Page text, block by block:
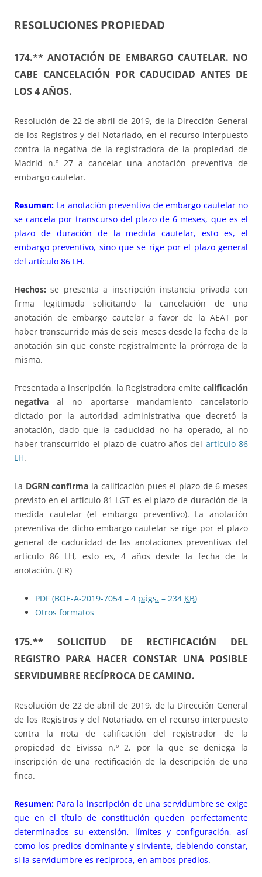
RESOLUCIONES PROPIEDAD
174.** ANOTACIÓN DE EMBARGO CAUTELAR. NO
CABE CANCELACIÓN POR CADUCIDAD ANTES DE
LOS 4 AÑOS.
Resolución de 22 de abril de 2019, de la Dirección General
de los Registros y del Notariado, en el recurso interpuesto
contra la negativa de la registradora de la propiedad de
Madrid n.º 27 a cancelar una anotación preventiva de
embargo cautelar.
Resumen: La anotación preventiva de embargo cautelar no
se cancela por transcurso del plazo de 6 meses, que es el
plazo de duración de la medida cautelar, esto es, el
embargo preventivo, sino que se rige por el plazo general
del artículo 86 LH.
Hechos: se presenta a inscripción instancia privada con
firma legitimada solicitando la cancelación de una
anotación de embargo cautelar a favor de la AEAT por
haber transcurrido más de seis meses desde la fecha de la
anotación sin que conste registralmente la prórroga de la
misma.
Presentada a inscripción, la Registradora emite calificación
negativa al no aportarse mandamiento cancelatorio
dictado por la autoridad administrativa que decretó la
anotación, dado que la caducidad no ha operado, al no
haber transcurrido el plazo de cuatro años del artículo 86
LH.
La DGRN confirma la calificación pues el plazo de 6 meses
previsto en el artículo 81 LGT es el plazo de duración de la
medida cautelar (el embargo preventivo). La anotación
preventiva de dicho embargo cautelar se rige por el plazo
general de caducidad de las anotaciones preventivas del
artículo 86 LH, esto es, 4 años desde la fecha de la
anotación. (ER)
PDF (BOE-A-2019-7054 – 4 págs. – 234 KB)
Otros formatos
175.** SOLICITUD DE RECTIFICACIÓN DEL
REGISTRO PARA HACER CONSTAR UNA POSIBLE
SERVIDUMBRE RECÍPROCA DE CAMINO.
Resolución de 22 de abril de 2019, de la Dirección General
de los Registros y del Notariado, en el recurso interpuesto
contra la nota de calificación del registrador de la
propiedad de Eivissa n.º 2, por la que se deniega la
inscripción de una rectificación de la descripción de una
finca.
Resumen: Para la inscripción de una servidumbre se exige
que en el título de constitución queden perfectamente
determinados su extensión, límites y configuración, así
como los predios dominante y sirviente, debiendo constar,
si la servidumbre es recíproca, en ambos predios.